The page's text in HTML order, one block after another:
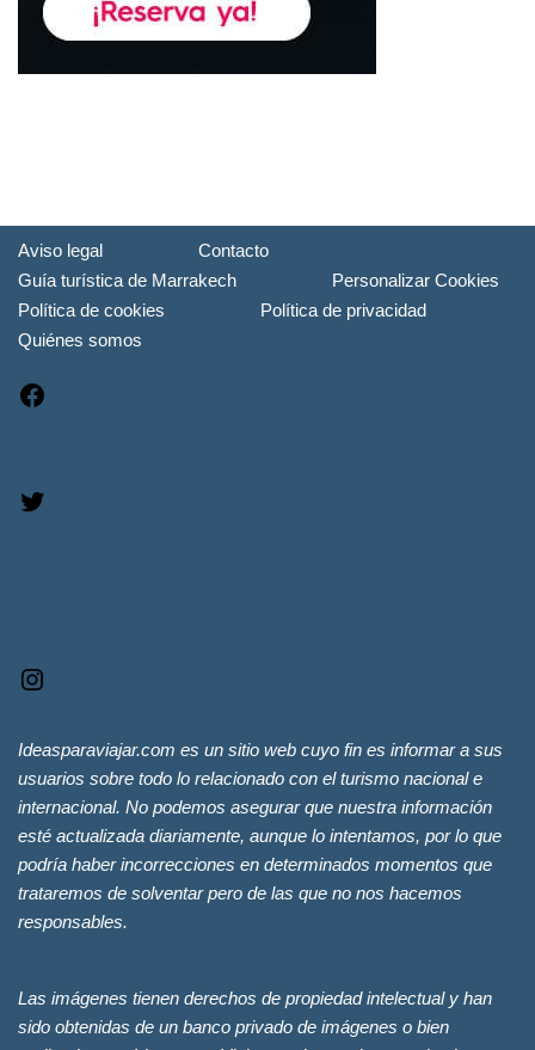
Aviso legal
Contacto
Guía turística de Marrakech
Personalizar Cookies
Política de cookies
Política de privacidad
Quiénes somos
Ideasparaviajar.com es un sitio web cuyo fin es informar a sus
usuarios sobre todo lo relacionado con el turismo nacional e
internacional. No podemos asegurar que nuestra información
esté actualizada diariamente, aunque lo intentamos, por lo que
podría haber incorrecciones en determinados momentos que
trataremos de solventar pero de las que no nos hacemos
responsables.
Las imágenes tienen derechos de propiedad intelectual y han
sido obtenidas de un banco privado de imágenes o bien